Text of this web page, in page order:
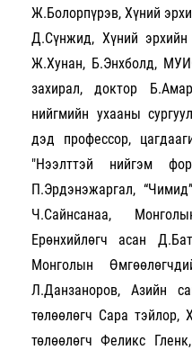
Ж.Болорпүрэв, Хүний
Д.Сүнжид, Хүний
Ж.Хунан, Б.Энхболд,
захирал, доктор
нийгмийн ухааны
дэд профессор,
"Нээлттэй нийгэм
П.Эрдэнэжаргал,
Ч.Сайнсанаа,
Ерөнхийлөгч асан
Монголын
Л.Данзаноров, Азийн
төлөөлөгч Сара тэйлор,
төлөөлөгч Феликс